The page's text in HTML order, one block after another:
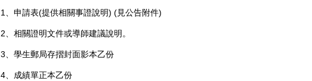
1、申請表(提供相關事證說明) (見公告附件)
2、相關證明文件或導師建議說明。
3、學生郵局存摺封面影本乙份
4、成績單正本乙份